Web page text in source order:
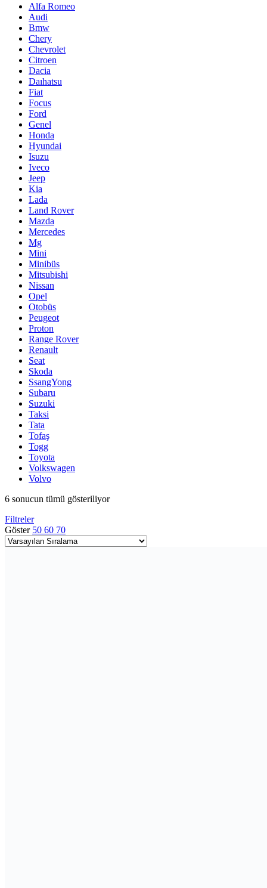
Alfa Romeo
Audi
Bmw
Chery
Chevrolet
Citroen
Dacia
Daıhatsu
Fiat
Focus
Ford
Genel
Honda
Hyundai
Isuzu
Iveco
Jeep
Kia
Lada
Land Rover
Mazda
Mercedes
Mg
Mini
Minibüs
Mitsubishi
Nissan
Opel
Otobüs
Peugeot
Proton
Range Rover
Renault
Seat
Skoda
SsangYong
Subaru
Suzuki
Taksi
Tata
Tofaş
Togg
Toyota
Volkswagen
Volvo
6 sonucun tümü gösteriliyor
Filtreler
Göster 50 60 70